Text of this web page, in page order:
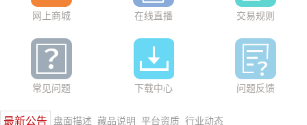
网上商城 在线直播 交易规则
常见问题 下载中心 问题反馈
最新公告 盘面描述 藏品说明 平台资质 行业动态